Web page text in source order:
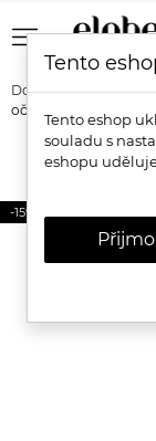
menu
Domů Značky
oční linky
-15%
Tento
Tento eshop
souladu s
eshopu